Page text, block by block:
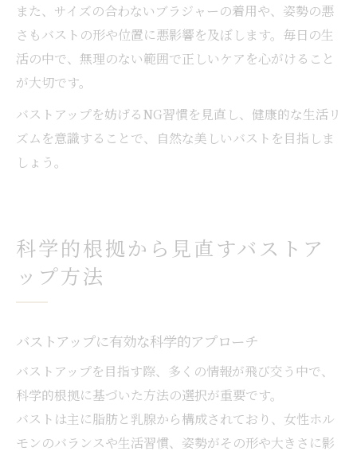
また、サイズの合わないブラジャーの着用や、姿勢の悪
さもバストの形や位置に悪影響を及ぼします。毎日の生
活の中で、無理のない範囲で正しいケアを心がけること
が大切です。
バストアップを妨げるNG習慣を見直し、健康的な生活リ
ズムを意識することで、自然な美しいバストを目指しま
しょう。
科学的根拠から見直すバストア
ップ方法
バストアップに有効な科学的アプローチ
バストアップを目指す際、多くの情報が飛び交う中で、
科学的根拠に基づいた方法の選択が重要です。
バストは主に脂肪と乳腺から構成されており、女性ホル
モンのバランスや生活習慣、姿勢がその形や大きさに影